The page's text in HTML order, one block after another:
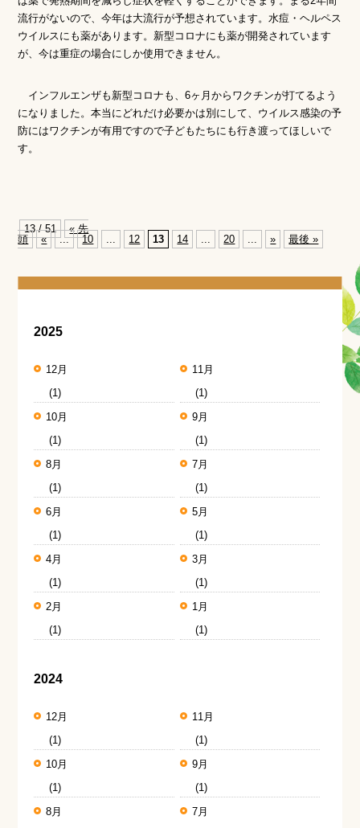
流行がないので、今年は大流行が予想されています。水痘・ヘルペス
ウイルスにも薬があります。新型コロナにも薬が開発されています
が、今は重症の場合にしか使用できません。
インフルエンザも新型コロナも、6ヶ月からワクチンが打てるよう
になりました。本当にどれだけ必要かは別にして、ウイルス感染の予
防にはワクチンが有用ですので子どもたちにも行き渡ってほしいで
す。
13 / 51
« 先
頭
« ... 10 ... 12 13 14 ... 20 ... » 最後 »
2025
12月
(1)
11月
(1)
10月
(1)
9月
(1)
8月
(1)
7月
(1)
6月
(1)
5月
(1)
4月
(1)
3月
(1)
2月
(1)
1月
(1)
2024
12月
(1)
11月
(1)
10月
(1)
9月
(1)
8月
7月